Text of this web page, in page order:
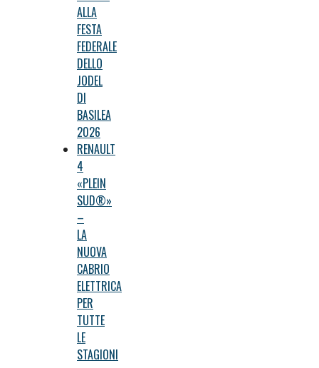
ALLA
FESTA
FEDERALE
DELLO
JODEL
DI
BASILEA
2026
RENAULT
4
«PLEIN
SUD®»
–
LA
NUOVA
CABRIO
ELETTRICA
PER
TUTTE
LE
STAGIONI